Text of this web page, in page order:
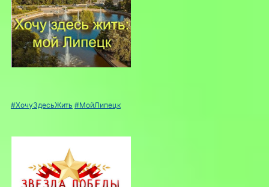
#ХочуЗдесьЖить #МойЛипецк